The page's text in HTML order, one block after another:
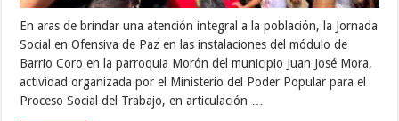
En aras de brindar una atención integral a la población, la Jornada
Social en Ofensiva de Paz en las instalaciones del módulo de
Barrio Coro en la parroquia Morón del municipio Juan José Mora,
actividad organizada por el Ministerio del Poder Popular para el
Proceso Social del Trabajo, en articulación …